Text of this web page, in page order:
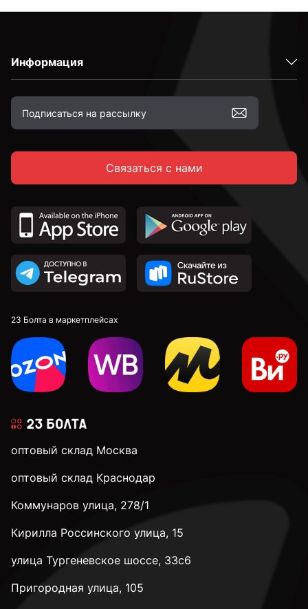
С полукруглой головкой
С потайной головкой
С тарельчатой головкой
С крестовой головкой
По дереву
С полной резьбой
3 мм
3,9 мм
4 мм
Информация
Связаться с нами
23 Болта в маркетплейсах
оптовый склад Москва
оптовый склад Краснодар
Коммунаров улица, 278/1
Кирилла Россинского улица, 15
улица Тургеневское шоссе, 33с6
Пригородная улица, 105